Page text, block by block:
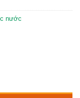
nước